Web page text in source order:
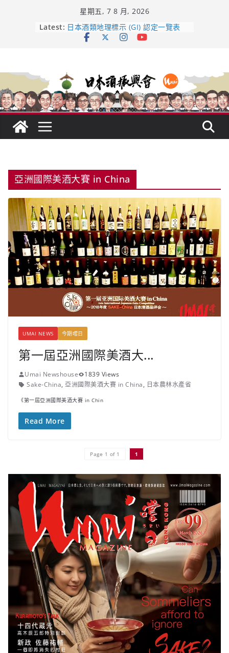
星期五, 7 8 月, 2026
Latest: 龜之井酒造：口說上手 – 山形純米大
吟釀的堅持與傳承 ～ くどき上手
響 𝟭𝟮 年 復活了!
【酒業商戰】130年老酒藏殺入股票
市場！梅乃宿上市背後的密碼
亞洲國際美酒大賽 in China
UMAI NEWS 今期嚐日
第一屆亞洲國際美酒大...
Umai Newshouse
1839 Views
Sake-China, 亞洲國際美酒大賽 in China, 日本農林水產省
《第一屆亞洲國際美酒大賽 in Chin
Read More
Page 1 of 1 1